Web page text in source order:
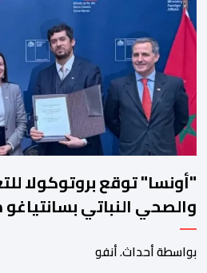
الاجتماعية والتضامنية والإنسانية.
الدورة، التي تنظم تحت الرعاية السامية
السادس، تحت شعار “سيدات البحر
"أونسا" توقع بروتوكولا
والصحي النباتي بسانتياغو
وتربية المواشي
بواسطة أحداث. أنفو